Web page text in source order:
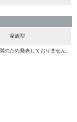
家族型
ため発表しておりません。